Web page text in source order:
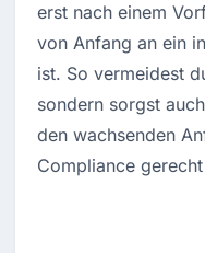
erst nach einem
von Anfang an ein
ist. So vermeidest
sondern sorgst
den wachsenden
Compliance